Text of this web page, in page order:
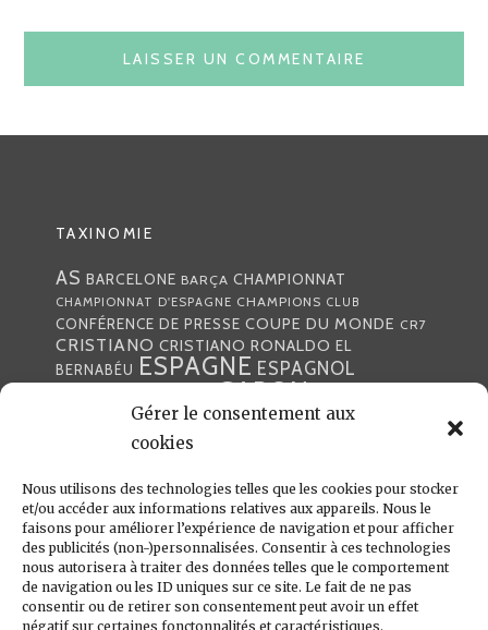
Gérer le consentement aux
cookies
Nous utilisons des technologies telles que les cookies pour stocker
et/ou accéder aux informations relatives aux appareils. Nous le
faisons pour améliorer l’expérience de navigation et pour afficher
des publicités (non-)personnalisées. Consentir à ces technologies
nous autorisera à traiter des données telles que le comportement
de navigation ou les ID uniques sur ce site. Le fait de ne pas
consentir ou de retirer son consentement peut avoir un effet
négatif sur certaines fonctonnalités et caractéristiques.
TAXINOMIE
AS BARCELONE BARÇA CHAMPIONNAT
CHAMPIONNAT D'ESPAGNE CHAMPIONS CLUB
CONFÉRENCE DE PRESSE COUPE DU MONDE CR7
CRISTIANO CRISTIANO RONALDO EL
BERNABÉU ESPAGNE ESPAGNOL
GABON
JULEN LOPETEGUI KARIM BENZÉMA
LIGUE DES CHAMPIONS
MADRILÈNES MARCA MARCELO MERCATO
MERENGUE MERENGUES PORTUGAL PRESSE
PRESSE MADRILÈNEREALREAL
MADRID RONALDO SANTIAGO SOLARI
UEFA ZIDANE ZINÉDINE ZINÉDINE ZIDANE